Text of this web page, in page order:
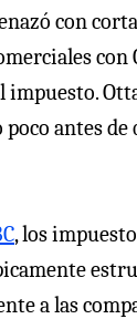
con
con
impuesto.
antes de
, los
a las